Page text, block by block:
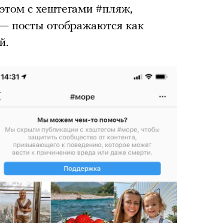
с хештегами #пляж,
посты отображаются как